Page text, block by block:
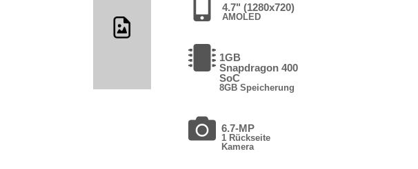
4.7" (1280x720)
AMOLED
1GB
Snapdragon 400
SoC
8GB Speicherung
6.7-MP
1 Rückseite
Kamera